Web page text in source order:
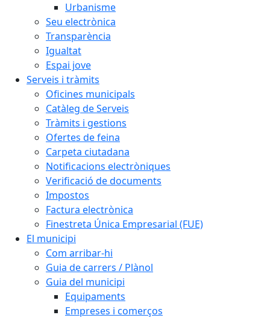
Urbanisme
Seu electrònica
Transparència
Igualtat
Espai jove
Serveis i tràmits
Oficines municipals
Catàleg de Serveis
Tràmits i gestions
Ofertes de feina
Carpeta ciutadana
Notificacions electròniques
Verificació de documents
Impostos
Factura electrònica
Finestreta Única Empresarial (FUE)
El municipi
Com arribar-hi
Guia de carrers / Plànol
Guia del municipi
Equipaments
Empreses i comerços